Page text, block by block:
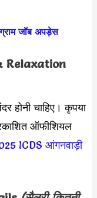
जॉब अपड़ेस
Relaxation
होनी चाहिए। कृपया
ऑफीशियल
ICDS आंगनवाड़ी